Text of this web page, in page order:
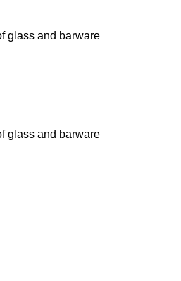
glass and barware
glass and barware